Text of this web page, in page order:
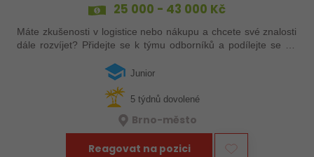
25 000 - 43 000 Kč
Máte zkušenosti v logistice nebo nákupu a chcete své znalosti
dále rozvíjet? Přidejte se k týmu odborníků a podílejte se na
Junior
5 týdnů dovolené
Brno-město
Reagovat na pozici